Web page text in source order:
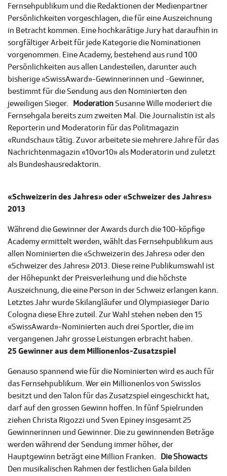
Fernsehpublikum und die Redaktionen der Medienpartner
Persönlichkeiten vorgeschlagen, die für eine Auszeichnung
in Betracht kommen. Eine hochkarätige Jury hat daraufhin in
sorgfältiger Arbeit für jede Kategorie die Nominationen
vorgenommen. Eine Academy, bestehend aus rund 100
Persönlichkeiten aus allen Landesteilen, darunter auch
bisherige «SwissAward»-Gewinnerinnen und -Gewinner,
bestimmt für die Sendung aus den Nominierten den
jeweiligen Sieger. ModerationSusanne Wille moderiert die
Fernsehgala bereits zum zweiten Mal. Die Journalistin ist als
Reporterin und Moderatorin für das Politmagazin
«Rundschau» tätig. Zuvor arbeitete sie mehrere Jahre für das
Nachrichtenmagazin «10vor10» als Moderatorin und zuletzt
als Bundeshausredaktorin.
«Schweizerin des Jahres» oder «Schweizer des Jahres»
2013
Während die Gewinner der Awards durch die 100-köpfige
Academy ermittelt werden, wählt das Fernsehpublikum aus
allen Nominierten die «Schweizerin des Jahres» oder den
«Schweizer des Jahres» 2013. Diese reine Publikumswahl ist
der Höhepunkt der Preisverleihung und die höchste
Auszeichnung, die eine Person in der Schweiz erlangen kann.
Letztes Jahr wurde Skilangläufer und Olympiasieger Dario
Cologna diese Ehre zuteil. Zur Wahl stehen neben den 15
«SwissAward»-Nominierten auch drei Sportler, die im
vergangenen Jahr grosse Leistungen erbracht haben.
25 Gewinner aus dem Millionenlos-Zusatzspiel
Genauso spannend wie für die Nominierten wird es auch für
das Fernsehpublikum. Wer ein Millionenlos von Swisslos
besitzt und den Talon für das Zusatzspiel eingeschickt hat,
darf auf den grossen Gewinn hoffen. In fünf Spielrunden
ziehen Christa Rigozzi und Sven Epiney insgesamt 25
Gewinnerinnen und Gewinner. Die zu gewinnenden Beträge
werden während der Sendung immer höher, der
Hauptgewinn beträgt eine Million Franken. Die Showacts
Den musikalischen Rahmen der festlichen Gala bilden